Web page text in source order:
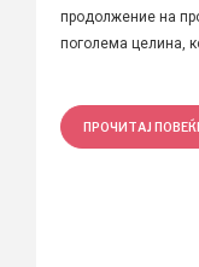
продолжение на
поголема целина,
ПРОЧИТАЈ